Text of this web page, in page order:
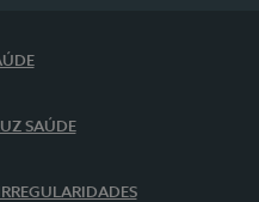
SAÚDE